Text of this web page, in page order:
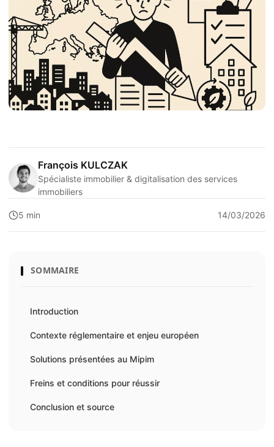
François KULCZAK
Spécialiste immobilier & digitalisation des services
immobiliers
5 min 14/03/2026
SOMMAIRE
Introduction
Contexte réglementaire et enjeu européen
Solutions présentées au Mipim
Freins et conditions pour réussir
Conclusion et source